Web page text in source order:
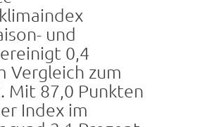
und
0,4
Vergleich zum
Mit 87,0 Punkten
Index im